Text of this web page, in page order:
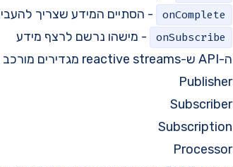
onComplete - הסתיים המידע שצריך
onSubscribe
- מישהו נרשם לרצף מידע
ה-API ש-reactive streams מגדירים מורכב מארבעה חלקים:
Publisher
Subscriber
Subscription
Processor